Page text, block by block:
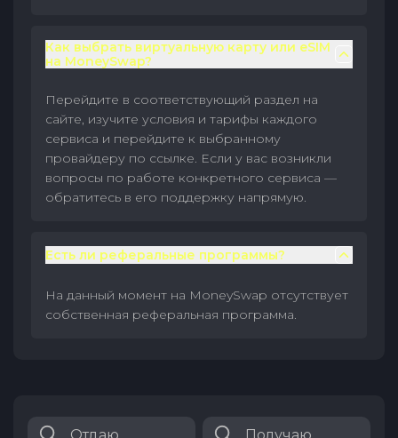
Как выбрать виртуальную карту или eSIM
на MoneySwap?
Перейдите в соответствующий раздел на
сайте, изучите условия и тарифы каждого
сервиса и перейдите к выбранному
провайдеру по ссылке. Если у вас возникли
вопросы по работе конкретного сервиса —
обратитесь в его поддержку напрямую.
Есть ли реферальные программы?
На данный момент на MoneySwap отсутствует
собственная реферальная программа.